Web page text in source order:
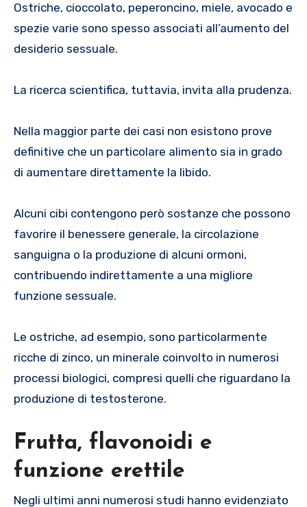
Ostriche, cioccolato, peperoncino, miele, avocado e
spezie varie sono spesso associati all’aumento del
desiderio sessuale.
La ricerca scientifica, tuttavia, invita alla prudenza.
Nella maggior parte dei casi non esistono prove
definitive che un particolare alimento sia in grado
di aumentare direttamente la libido.
Alcuni cibi contengono però sostanze che possono
favorire il benessere generale, la circolazione
sanguigna o la produzione di alcuni ormoni,
contribuendo indirettamente a una migliore
funzione sessuale.
Le ostriche, ad esempio, sono particolarmente
ricche di zinco, un minerale coinvolto in numerosi
processi biologici, compresi quelli che riguardano la
produzione di testosterone.
Frutta, flavonoidi e
funzione erettile
Negli ultimi anni numerosi studi hanno evidenziato